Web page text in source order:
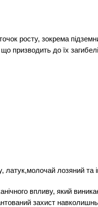
росту, зокрема
призводить до їх
латук,молочай лозяний та
впливу, який
захист